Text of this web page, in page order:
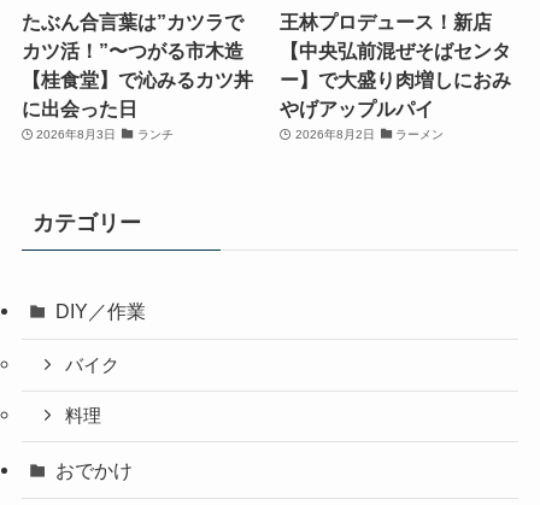
たぶん合言葉は”カツラで
カツ活！”〜つがる市木造
【桂食堂】で沁みるカツ丼
に出会った日
2026年8月3日 ランチ
王林プロデュース！新店
【中央弘前混ぜそばセンタ
ー】で大盛り肉増しにおみ
やげアップルパイ
2026年8月2日 ラーメン
カテゴリー
DIY／作業
バイク
料理
おでかけ